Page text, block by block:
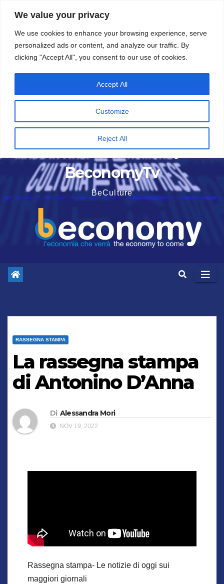
We value your privacy
We use cookies to enhance your browsing experience, serve
personalized ads or content, and analyze our traffic. By
clicking "Accept All", you consent to our use of cookies.
Customize
Reject All
Accept All
contenuto
5 Agosto 2026
BeconomyTv
BeCulture
RASSEGNA STAMPA
La rassegna stampa
di Antonino D’Anna
Di Alessandra Mori
NOV 19, 2022
Rassegna stampa- Le notizie di oggi sui
maggiori giornali